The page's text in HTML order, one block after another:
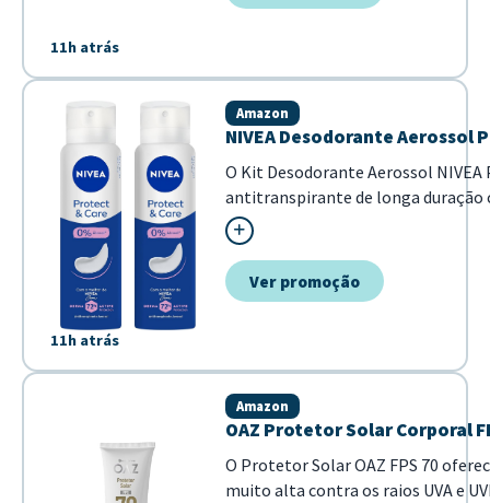
11h atrás
11h atrás
NIVEA Desodorante Aerossol
Amazon
O Kit Desodorante Aerossol
antitranspirante de longa duração
fórmula exclusiva garante 72
macia e hidratada sem o uso de á...
Ver promoção
OAZ Protetor Solar Corporal
Amazon
O Protetor Solar OAZ FPS 70
muito alta contra os raios UVA e